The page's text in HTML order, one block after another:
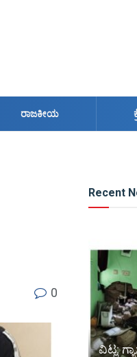
ರಾಜಕೀಯ
0
Recent
ವಿಟ್ಲ: